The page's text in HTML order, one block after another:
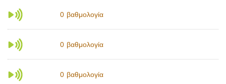
0 βαθμολογία
0 βαθμολογία
0 βαθμολογία